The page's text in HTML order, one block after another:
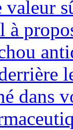
valeur
à
dans